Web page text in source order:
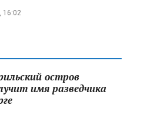
16:02
остров
имя разведчика